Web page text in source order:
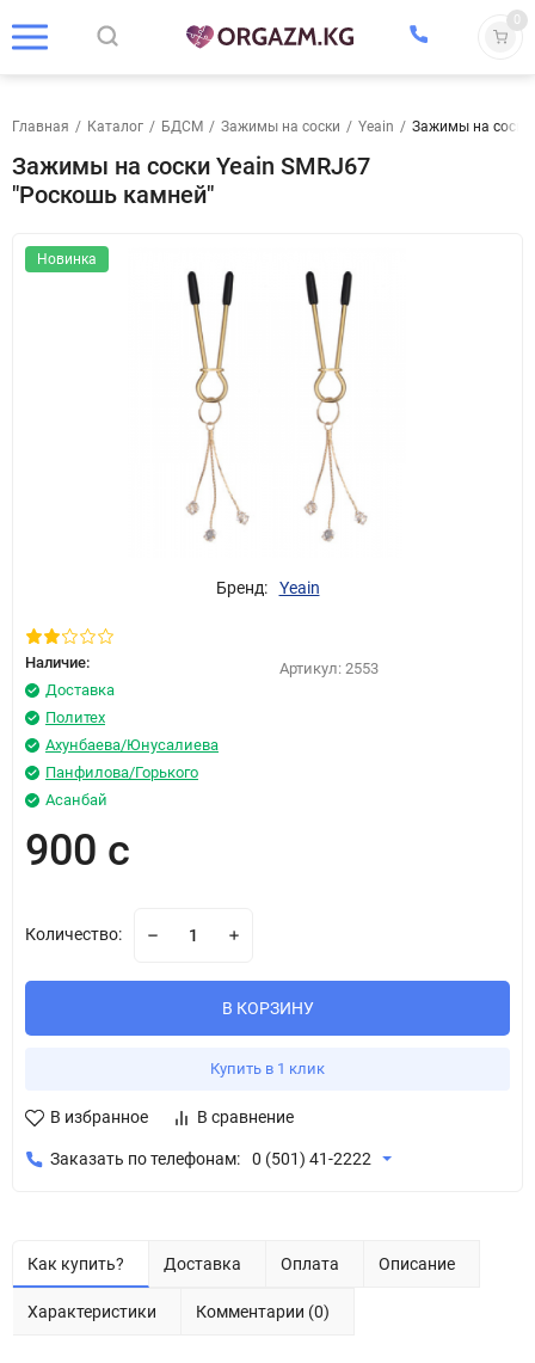
0
Главная / Каталог / БДСМ / Зажимы на соски / Yeain / Зажимы на соски
Зажимы на соски Yeain SMRJ67
"Роскошь камней"
Новинка
Бренд: Yeain
Наличие:
Доставка
Политех
Ахунбаева/Юнусалиева
Панфилова/Горького
Асанбай
Артикул: 2553
900 с
Количество:
В КОРЗИНУ
Купить в 1 клик
В избранное В сравнение
Заказать по телефонам: 0 (501) 41-2222
Как купить? Доставка Оплата Описание
Характеристики Комментарии (0)